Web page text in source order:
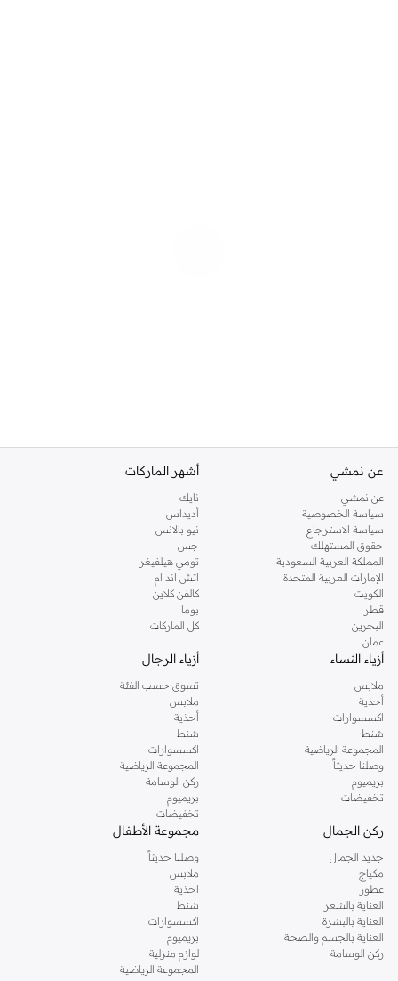
عن نمشي
عن نمشي
سياسة الخصوصية
سياسة الاسترجاع
حقوق المستهلك
المملكة العربية السعودية
الإمارات العربية المتحدة
الكويت
قطر
البحرين
عمان
أشهر الماركات
نايك
أديداس
نيو بالانس
جس
تومي هيلفيغر
اتش اند ام
كالفن كلاين
بوما
كل الماركات
أزياء النساء
ملابس
أحذية
اكسسوارات
شنط
المجموعة الرياضية
وصلنا حديثاً
بريميوم
تخفيضات
أزياء الرجال
تسوق حسب الفئة
ملابس
أحذية
شنط
اكسسوارات
المجموعة الرياضية
ركن الوسامة
بريميوم
تخفيضات
ركن الجمال
جديد الجمال
مكياج
عطور
العناية بالشعر
العناية بالبشرة
العناية بالجسم والصحة
ركن الوسامة
مجموعة الأطفال
وصلنا حديثاً
ملابس
احذية
شنط
اكسسوارات
بريميوم
لوازم منزلية
المجموعة الرياضية